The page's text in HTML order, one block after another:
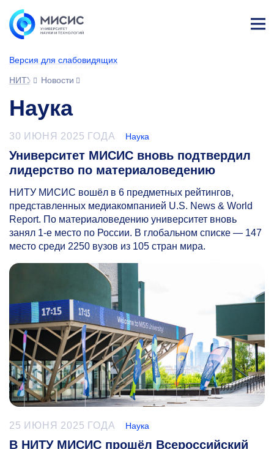
Версия для слабовидящих
НИТУ МИСИС
Новости
Наука
30 ИЮНЯ 2025 ГОДА Наука
Университет МИСИС вновь подтвердил
лидерство по материаловедению
НИТУ МИСИС вошёл в 6 предметных рейтингов,
представленных медиакомпанией U.S. News & World
Report. По материаловедению университет вновь
занял 1-е место по России. В глобальном списке — 147
место среди 2250 вузов из 105 стран мира.
25 ИЮНЯ 2025 ГОДА Наука
В НИТУ МИСИС прошёл Всероссийский